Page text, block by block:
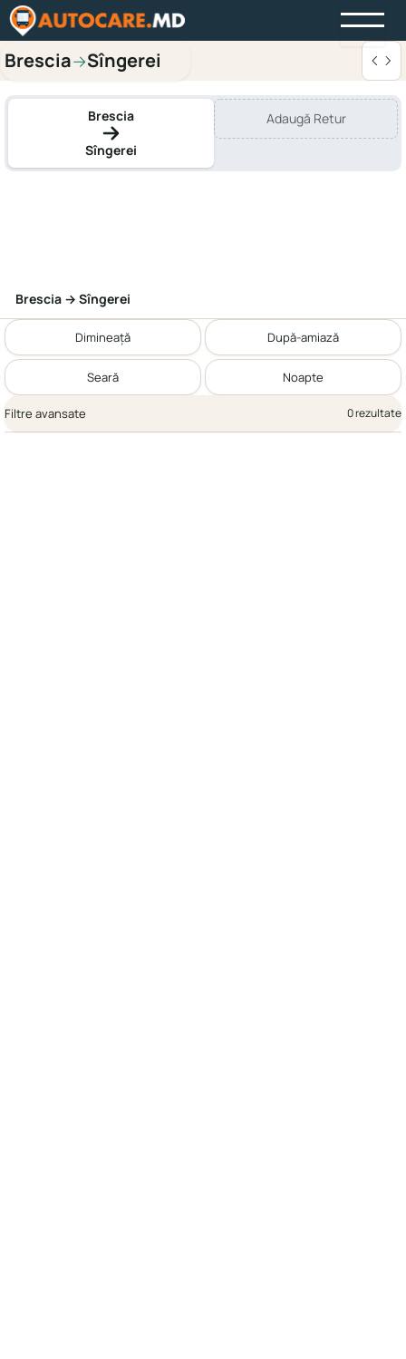
Brescia→Sîngerei
Brescia
Sîngerei
Adaugă Retur
Brescia → Sîngerei
Dimineață După-amiază
Seară Noapte
Filtre avansate 0 rezultate